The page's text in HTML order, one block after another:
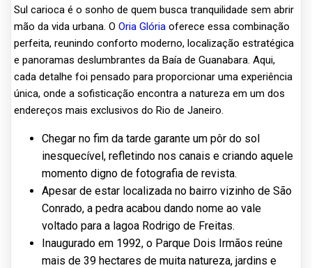
Sul carioca é o sonho de quem busca tranquilidade sem abrir
mão da vida urbana. O Oria Glória oferece essa combinação
perfeita, reunindo conforto moderno, localização estratégica
e panoramas deslumbrantes da Baía de Guanabara. Aqui,
cada detalhe foi pensado para proporcionar uma experiência
única, onde a sofisticação encontra a natureza em um dos
endereços mais exclusivos do Rio de Janeiro.
Chegar no fim da tarde garante um pôr do sol
inesquecível, refletindo nos canais e criando aquele
momento digno de fotografia de revista.
Apesar de estar localizada no bairro vizinho de São
Conrado, a pedra acabou dando nome ao vale
voltado para a lagoa Rodrigo de Freitas.
Inaugurado em 1992, o Parque Dois Irmãos reúne
mais de 39 hectares de muita natureza, jardins e